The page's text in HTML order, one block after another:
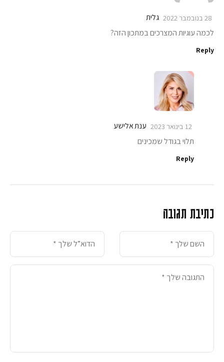
גלית 28 בנובמבר 2022
לכמה עוגיות המצרכים במתכון הזה?
Reply
ענת אלישע 12 בינואר 2023
תלוי בגודל שמכינים
Reply
כתיבת תגובה